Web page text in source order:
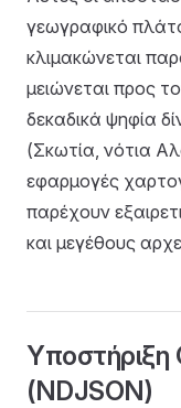
γεωγραφικό
κλιμακώνεται
μειώνεται προς
δεκαδικά ψηφία
(Σκωτία, νότια
εφαρμογές
παρέχουν
και μεγέθους
Υποστήριξη
(NDJSON)